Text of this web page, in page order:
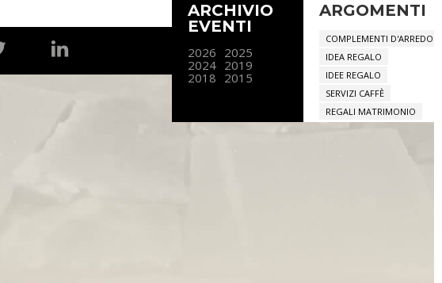
ARCHIVIO
EVENTI
2026 2025
2024 2019
2018 2015
ARGOMENTI
COMPLEMENTI D'ARREDO
IDEA REGALO
IDEE REGALO
SERVIZI CAFFÈ
REGALI MATRIMONIO